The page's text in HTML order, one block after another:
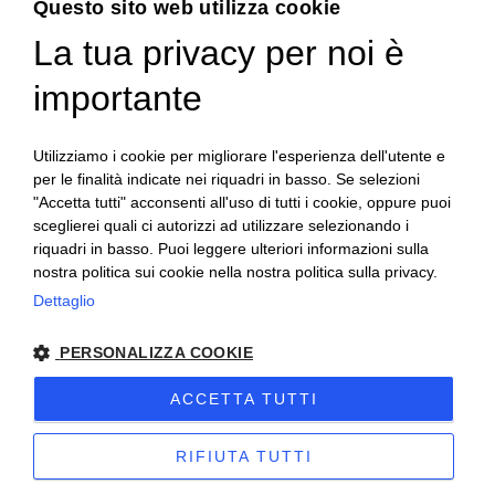
Copyright 2020© Regali Digusto è un marchio di Olio
Becchis di Becchis Danilo - Via Sommariva, 31/2/B -
10022 Carmagnola (TO) - PIVA 07980320019
etinet.it
Questo sito web utilizza cookie
La tua privacy per noi è
importante
Utilizziamo i cookie per migliorare l'esperienza dell'utente e
per le finalità indicate nei riquadri in basso. Se selezioni
"Accetta tutti" acconsenti all'uso di tutti i cookie, oppure puoi
sceglierei quali ci autorizzi ad utilizzare selezionando i
riquadri in basso. Puoi leggere ulteriori informazioni sulla
nostra politica sui cookie nella nostra politica sulla privacy.
Dettaglio
PERSONALIZZA COOKIE
ACCETTA TUTTI
RIFIUTA TUTTI